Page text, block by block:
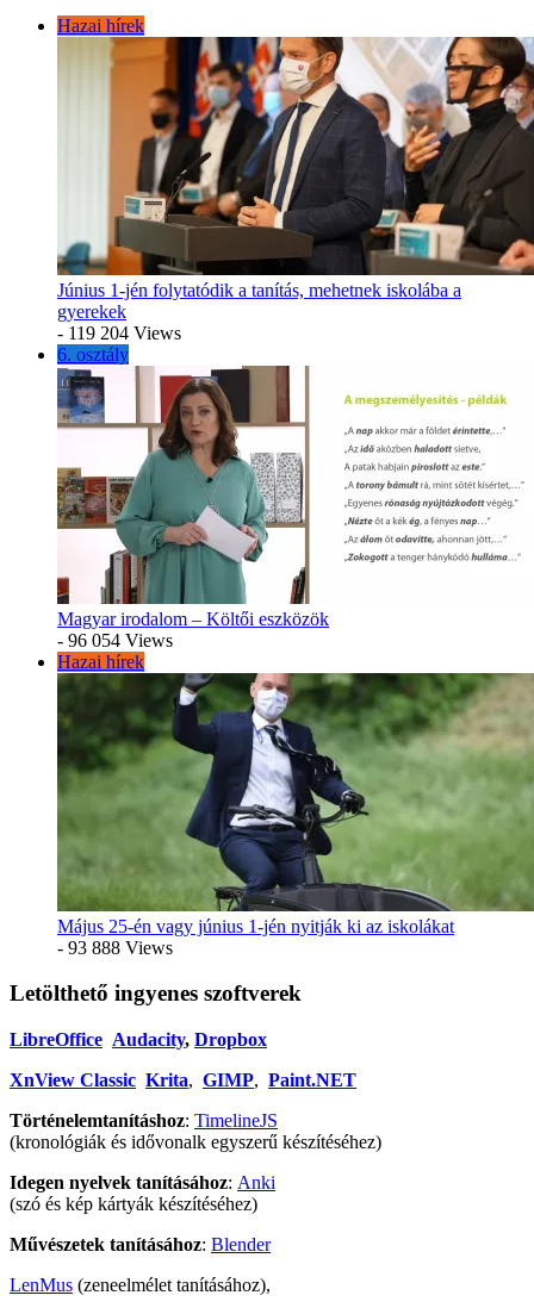
Hazai hírek
Június 1-jén folytatódik a tanítás, mehetnek iskolába a
gyerekek
- 119 204 Views
6. osztály
Magyar irodalom – Költői eszközök
- 96 054 Views
Hazai hírek
Május 25-én vagy június 1-jén nyitják ki az iskolákat
- 93 888 Views
Letölthető ingyenes szoftverek
LibreOffice Audacity, Dropbox
XnView Classic Krita, GIMP, Paint.NET
Történelemtanításhoz: TimelineJS
(kronológiák és idővonalk egyszerű készítéséhez)
Idegen nyelvek tanításához: Anki
(szó és kép kártyák készítéséhez)
Művészetek tanításához: Blender
LenMus (zeneelmélet tanításához),